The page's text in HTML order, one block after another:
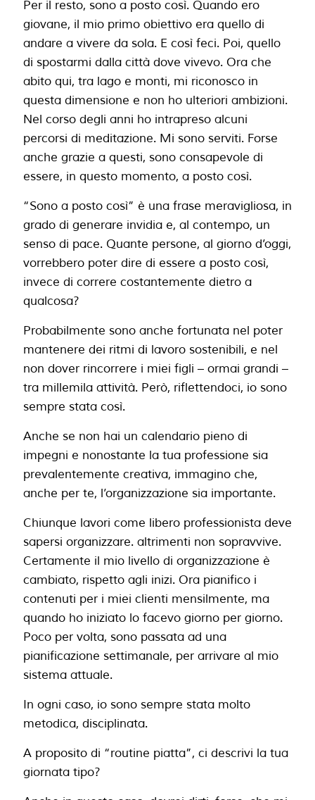
Per il resto, sono a posto così. Quando ero
giovane, il mio primo obiettivo era quello di
andare a vivere da sola. E così feci. Poi, quello
di spostarmi dalla città dove vivevo. Ora che
abito qui, tra lago e monti, mi riconosco in
questa dimensione e non ho ulteriori ambizioni.
Nel corso degli anni ho intrapreso alcuni
percorsi di meditazione. Mi sono serviti. Forse
anche grazie a questi, sono consapevole di
essere, in questo momento, a posto così.
“Sono a posto così” è una frase meravigliosa, in
grado di generare invidia e, al contempo, un
senso di pace. Quante persone, al giorno d’oggi,
vorrebbero poter dire di essere a posto così,
invece di correre costantemente dietro a
qualcosa?
Probabilmente sono anche fortunata nel poter
mantenere dei ritmi di lavoro sostenibili, e nel
non dover rincorrere i miei figli – ormai grandi –
tra millemila attività. Però, riflettendoci, io sono
sempre stata così.
Anche se non hai un calendario pieno di
impegni e nonostante la tua professione sia
prevalentemente creativa, immagino che,
anche per te, l’organizzazione sia importante.
Chiunque lavori come libero professionista deve
sapersi organizzare. altrimenti non sopravvive.
Certamente il mio livello di organizzazione è
cambiato, rispetto agli inizi. Ora pianifico i
contenuti per i miei clienti mensilmente, ma
quando ho iniziato lo facevo giorno per giorno.
Poco per volta, sono passata ad una
pianificazione settimanale, per arrivare al mio
sistema attuale.
In ogni caso, io sono sempre stata molto
metodica, disciplinata.
A proposito di “routine piatta”, ci descrivi la tua
giornata tipo?